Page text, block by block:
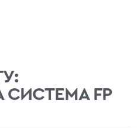
СИСТЕМА FP